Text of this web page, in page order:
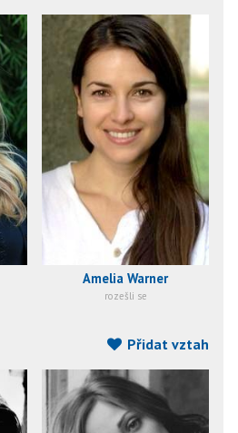
Amelia Warner
rozešli se
Přidat vztah